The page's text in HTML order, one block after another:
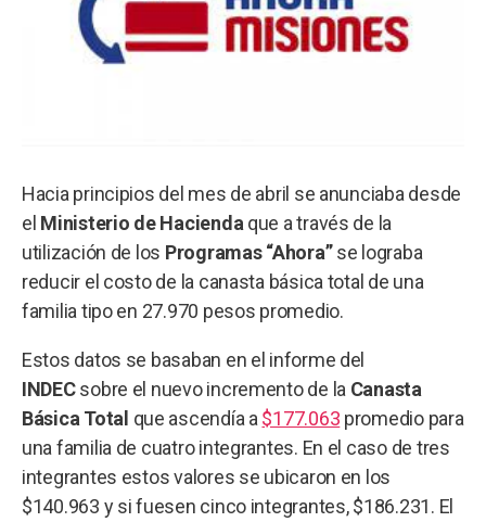
Hacia principios del mes de abril se anunciaba desde
el Ministerio de Hacienda que a través de la
utilización de los Programas “Ahora”se lograba
reducir el costo de la canasta básica total de una
familia tipo en 27.970 pesos promedio.
Estos datos se basaban en el informe del
INDECsobre el nuevo incremento de la Canasta
Básica Total que ascendía a $177.063 promedio para
una familia de cuatro integrantes. En el caso de tres
integrantes estos valores se ubicaron en los
$140.963 y si fuesen cinco integrantes, $186.231. El